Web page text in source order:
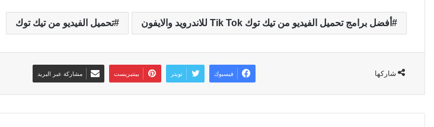
أفضل برامج تحميل الفيديو من تيك توك Tik Tok للاندرويد والايفون تحميل الفيديو من تيك توك
شاركها فيسبوك تويتر بينتيريست مشاركة عبر البريد